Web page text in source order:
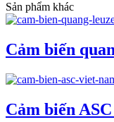
Sản phẩm khác
Cảm biến
Cảm biến